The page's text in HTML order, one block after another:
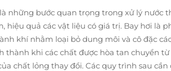
những bước quan trọng trong xử lý nước
hiệu quả các vật liệu có giá trị. Bay hơi là
khí nhằm loại bỏ dung môi và cô đặc
thành khi các chất được hòa tan chuyển
chất lỏng thay đổi. Các quy trình sau cần